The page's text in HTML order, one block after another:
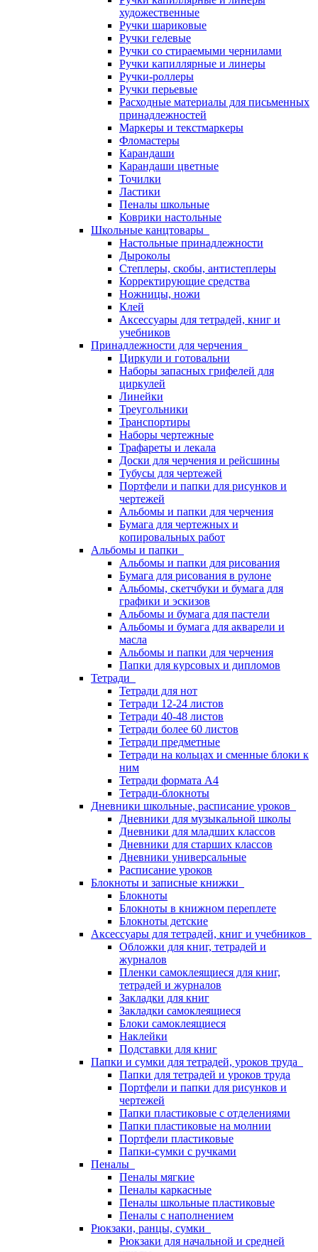
художественные
Ручки шариковые
Ручки гелевые
Ручки со стираемыми чернилами
Ручки капиллярные и линеры
Ручки-роллеры
Ручки перьевые
Расходные материалы для письменных
принадлежностей
Маркеры и текстмаркеры
Фломастеры
Карандаши
Карандаши цветные
Точилки
Ластики
Пеналы школьные
Коврики настольные
Школьные канцтовары
Настольные принадлежности
Дыроколы
Степлеры, скобы, антистеплеры
Корректирующие средства
Ножницы, ножи
Клей
Аксессуары для тетрадей, книг и
учебников
Принадлежности для черчения
Циркули и готовальни
Наборы запасных грифелей для
циркулей
Линейки
Треугольники
Транспортиры
Наборы чертежные
Трафареты и лекала
Доски для черчения и рейсшины
Тубусы для чертежей
Портфели и папки для рисунков и
чертежей
Альбомы и папки для черчения
Бумага для чертежных и
копировальных работ
Альбомы и папки
Альбомы и папки для рисования
Бумага для рисования в рулоне
Альбомы, скетчбуки и бумага для
графики и эскизов
Альбомы и бумага для пастели
Альбомы и бумага для акварели и
масла
Альбомы и папки для черчения
Папки для курсовых и дипломов
Тетради
Тетради для нот
Тетради 12-24 листов
Тетради 40-48 листов
Тетради более 60 листов
Тетради предметные
Тетради на кольцах и сменные блоки к
ним
Тетради формата А4
Тетради-блокноты
Дневники школьные, расписание уроков
Дневники для музыкальной школы
Дневники для младших классов
Дневники для старших классов
Дневники универсальные
Расписание уроков
Блокноты и записные книжки
Блокноты
Блокноты в книжном переплете
Блокноты детские
Аксессуары для тетрадей, книг и учебников
Обложки для книг, тетрадей и
журналов
Пленки самоклеящиеся для книг,
тетрадей и журналов
Закладки для книг
Закладки самоклеящиеся
Блоки самоклеящиеся
Наклейки
Подставки для книг
Папки и сумки для тетрадей, уроков труда
Папки для тетрадей и уроков труда
Портфели и папки для рисунков и
чертежей
Папки пластиковые с отделениями
Папки пластиковые на молнии
Портфели пластиковые
Папки-сумки с ручками
Пеналы
Пеналы мягкие
Пеналы каркасные
Пеналы школьные пластиковые
Пеналы с наполнением
Рюкзаки, ранцы, сумки
Рюкзаки для начальной и средней